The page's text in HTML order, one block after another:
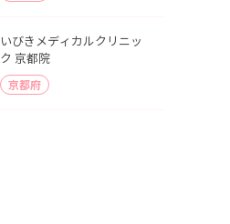
いびきメディカルクリニッ
ク 京都院
京都府